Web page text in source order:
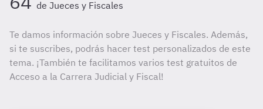
de Jueces y Fiscales
Te damos información sobre Jueces y Fiscales. Además,
si te suscribes, podrás hacer test personalizados de este
tema. ¡También te facilitamos varios test gratuitos de
Acceso a la Carrera Judicial y Fiscal!